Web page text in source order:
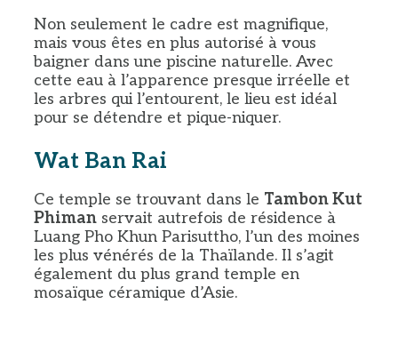
Non seulement le cadre est magnifique,
mais vous êtes en plus autorisé à vous
baigner dans une piscine naturelle. Avec
cette eau à l’apparence presque irréelle et
les arbres qui l’entourent, le lieu est idéal
pour se détendre et pique-niquer.
Wat Ban Rai
Ce temple se trouvant dans le Tambon Kut
Phiman servait autrefois de résidence à
Luang Pho Khun Parisuttho, l’un des moines
les plus vénérés de la Thaïlande. Il s’agit
également du plus grand temple en
mosaïque céramique d’Asie.